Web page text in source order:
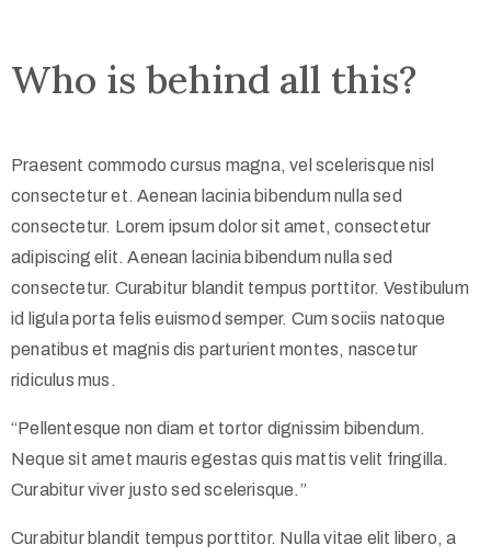
of
Who is behind all this?
Praesent commodo cursus magna, vel scelerisque nisl
consectetur et. Aenean lacinia bibendum nulla sed
consectetur. Lorem ipsum dolor sit amet, consectetur
adipiscing elit. Aenean lacinia bibendum nulla sed
consectetur. Curabitur blandit tempus porttitor. Vestibulum
id ligula porta felis euismod semper. Cum sociis natoque
penatibus et magnis dis parturient montes, nascetur
ridiculus mus.
“Pellentesque non diam et tortor dignissim bibendum.
Neque sit amet mauris egestas quis mattis velit fringilla.
Curabitur viver justo sed scelerisque.”
Curabitur blandit tempus porttitor. Nulla vitae elit libero, a